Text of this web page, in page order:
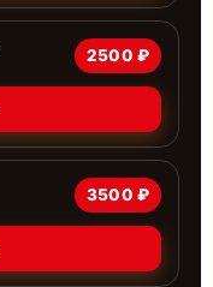
2500 ₽
3500 ₽